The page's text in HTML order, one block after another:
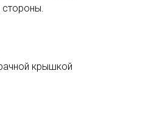
крышкой